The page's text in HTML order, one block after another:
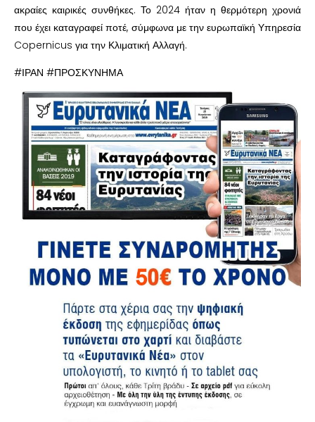
ακραίες καιρικές συνθήκες. Το 2024 ήταν η θερμότερη χρονιά
που έχει καταγραφεί ποτέ, σύμφωνα με την ευρωπαϊκή Υπηρεσία
Copernicus για την Κλιματική Αλλαγή.
#ΙΡΑΝ #ΠΡΟΣΚΥΝΗΜΑ